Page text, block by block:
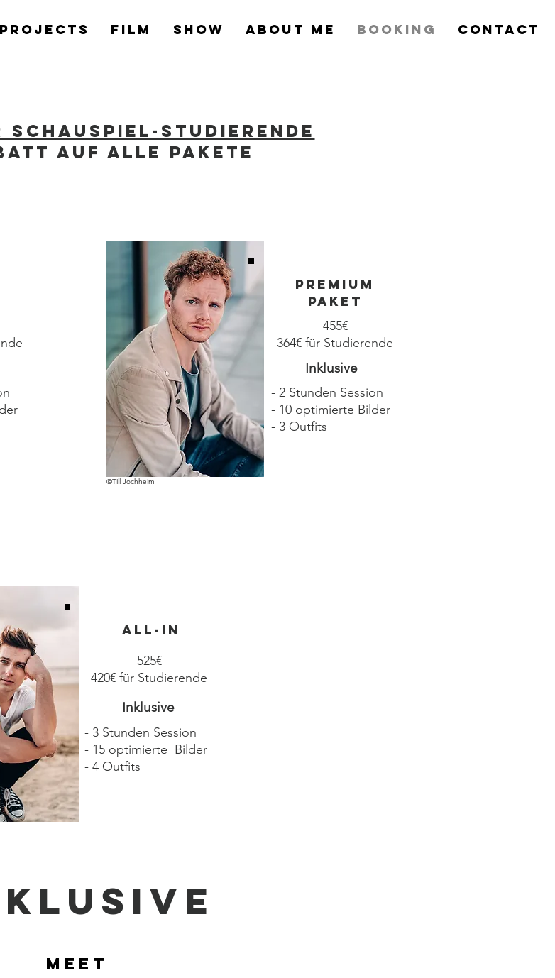
PROJECTS Film Show ABOUT ME BOOKING CONTACT
Premium
Paket
455€
364€ für Studierende
Inklusive
- 2 Stunden Session
- 10 optimierte Bilder
- 3 Outfits
©Till Jochheim
All-In
525€
420€ für Studierende
Inklusive
- 3 Stunden Session
- 15 optimierte Bilder
- 4 Outfits
studierende
auf Alle Pakete
Meet